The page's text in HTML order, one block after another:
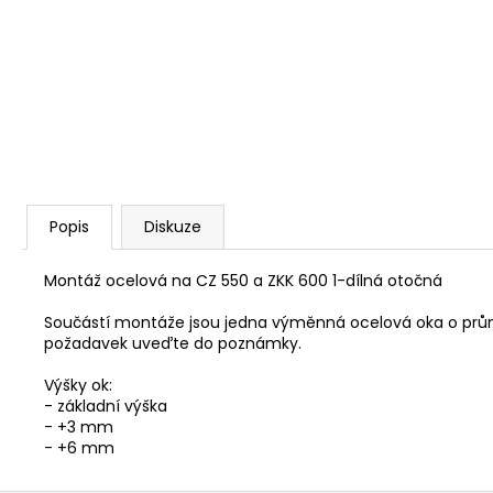
Popis Diskuze
Montáž ocelová na CZ 550 a ZKK 600 1-dílná otočná
Součástí montáže jsou jedna výměnná ocelová oka o
požadavek uveďte do poznámky.
Výšky ok:
- základní výška
- +3 mm
- +6 mm